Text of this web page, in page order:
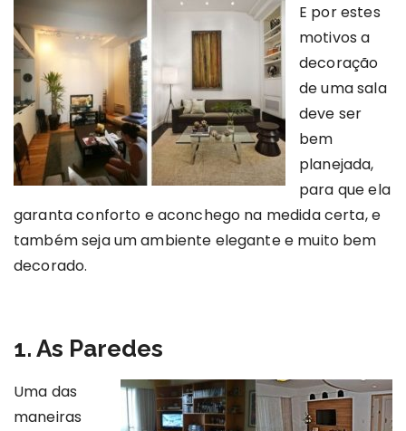
E por estes
motivos a
decoração
de uma sala
deve ser
bem
planejada,
para que ela
garanta conforto e aconchego na medida certa, e
também seja um ambiente elegante e muito bem
decorado.
1. As Paredes
Uma das
maneiras